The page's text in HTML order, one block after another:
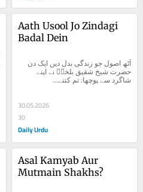
Aath Usool Jo Zindagi
Badal Dein
شاگرد سے پوچھا: تم کتنے...
30.05.2026
30
Daily Urdu
Asal Kamyab Aur
Mutmain Shakhs?